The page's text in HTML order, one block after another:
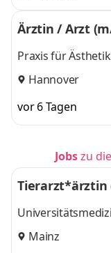
Ärztin / Arzt
Praxis für
Hannover
vor 6 Tagen
Jobszu
Tierarzt*ärztin
Gutenberg-
Mainz